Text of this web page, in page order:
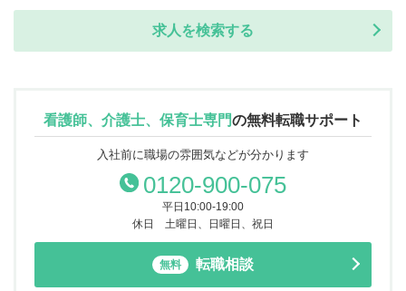
求人を検索する
看護師、介護士、保育士専門の無料転職サポート
入社前に職場の雰囲気などが分かります
0120-900-075
平日10:00-19:00
休日 土曜日、日曜日、祝日
無料 転職相談